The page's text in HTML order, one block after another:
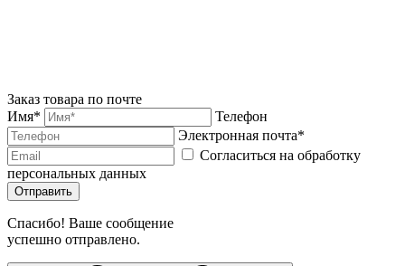
Заказ товара по почте
Имя*
Телефон
Электронная почта*
Согласиться на обработку
персональных данных
Отправить
Спасибо! Ваше сообщение
успешно отправлено.